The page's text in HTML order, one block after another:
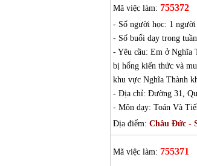
Mã việc làm: 755372
- Số người học: 1 người
- Số buổi dạy trong
- Yêu cầu: Em ở Nghĩa
bị hổng kiến thức và
khu vực Nghĩa Thành
- Địa chỉ: Đường 31,
- Môn dạy: Toán Và
Địa điểm: Châu Đức -
Mã việc làm: 755371